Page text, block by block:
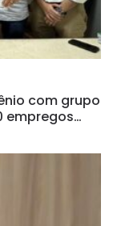
com grupo
empregos